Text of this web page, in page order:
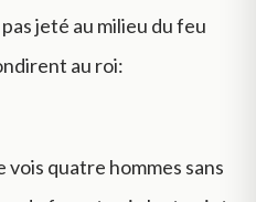
jeté au milieu du feu
au roi:
quatre hommes sans